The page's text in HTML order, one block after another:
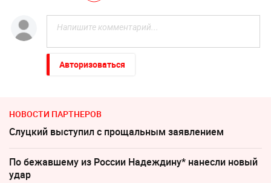
Авторизоваться
НОВОСТИ ПАРТНЕРОВ
Слуцкий выступил с прощальным заявлением
По бежавшему из России Надеждину* нанесли новый
удар